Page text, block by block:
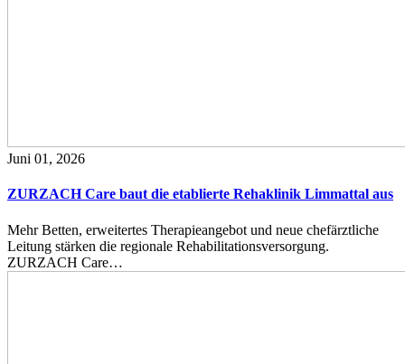
Juni 01, 2026
ZURZACH Care baut die etablierte Rehaklinik Limmattal aus
Mehr Betten, erweitertes Therapieangebot und neue chefärztliche
Leitung stärken die regionale Rehabilitationsversorgung.
ZURZACH Care…